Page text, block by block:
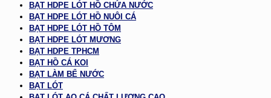
BẠT HDPE LÓT HỒ CHỨA NƯỚC
BẠT HDPE LÓT HỒ NUÔI CÁ
BẠT HDPE LÓT HỒ TÔM
BẠT HDPE LÓT MƯƠNG
BẠT HDPE TPHCM
BẠT HỒ CÁ KOI
BẠT LÀM BỂ NƯỚC
BẠT LÓT